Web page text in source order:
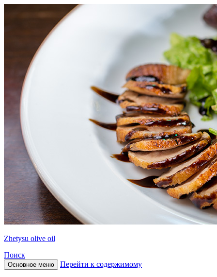
Zhetysu olive oil
Поиск
Основное меню Перейти к содержимому